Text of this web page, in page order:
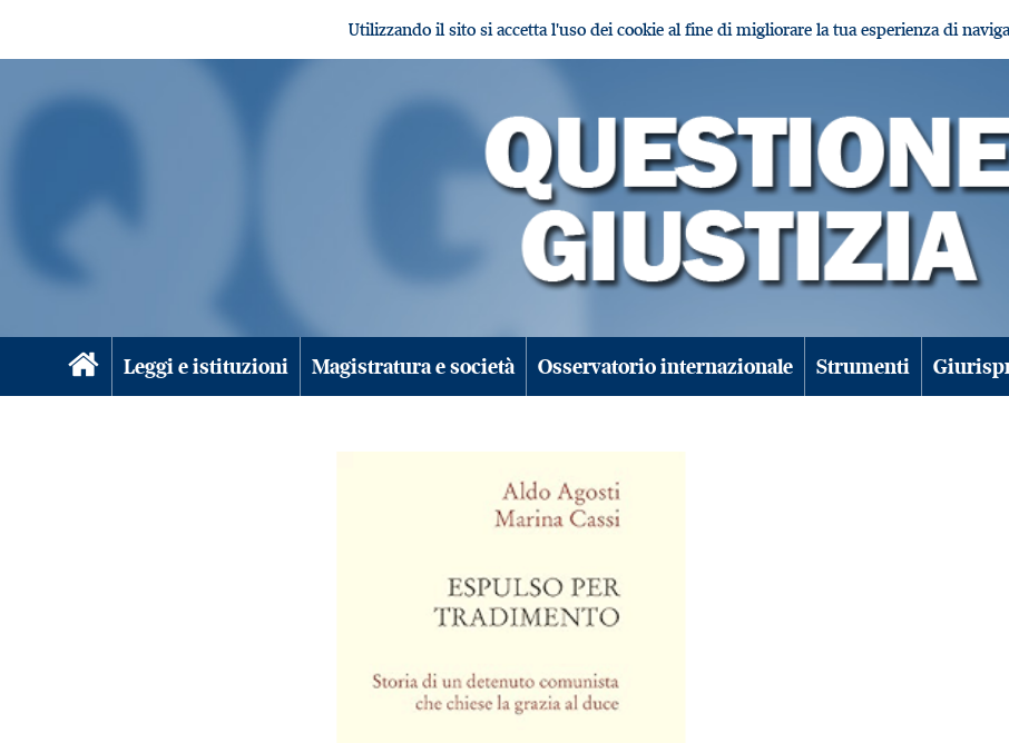
Utilizzando il sito si accetta l'uso dei cookie al fine di migliorare la tua esperienza di
Leggi e istituzioni Magistratura e società Osservatorio internazionale Strumenti